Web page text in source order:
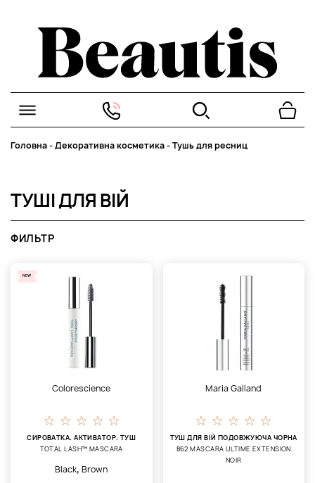
Головна-Декоративна косметика-Тушь для ресниц
ТУШІ ДЛЯ ВІЙ
ФИЛЬТР
NEW
Colorescience
СИРОВАТКА. АКТИВАТОР. ТУШ
TOTAL LASH™ MASCARA
Black,Brown
Maria Galland
ТУШ ДЛЯ ВІЙ ПОДОВЖУЮЧА ЧОРНА
862 MASCARA ULTIME EXTENSION
NOIR